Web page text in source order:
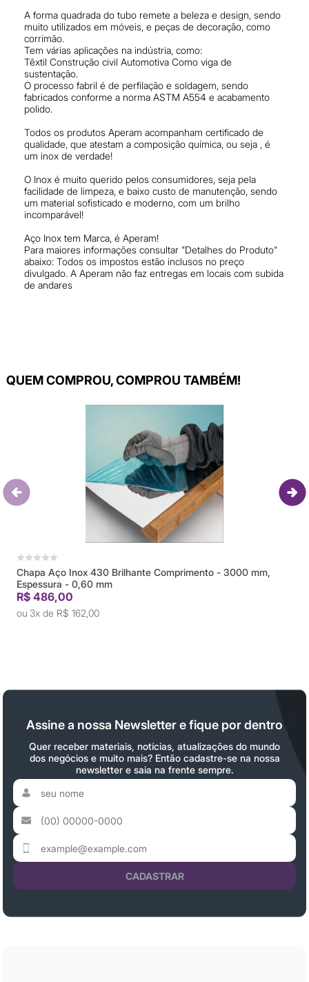
A forma quadrada do tubo remete a beleza e design, sendo
muito utilizados em móveis, e peças de decoração, como
corrimão.
Tem várias aplicações na indústria, como:
Têxtil Construção civil Automotiva Como viga de
sustentação.
O processo fabril é de perfilação e soldagem, sendo
fabricados conforme a norma ASTM A554 e acabamento
polido.
Todos os produtos Aperam acompanham certificado de
qualidade, que atestam a composição química, ou seja , é
um inox de verdade!
O Inox é muito querido pelos consumidores, seja pela
facilidade de limpeza, e baixo custo de manutenção, sendo
um material sofisticado e moderno, com um brilho
incomparável!
Aço Inox tem Marca, é Aperam!
Para maiores informações consultar "Detalhes do Produto"
abaixo: Todos os impostos estão inclusos no preço
divulgado. A Aperam não faz entregas em locais com subida
de andares
QUEM COMPROU, COMPROU TAMBÉM!
mm,
Tubo quadrado polido inox 304 Dimensão - 20,0
- 1,0 mm 6 metros
Assine a nossa Newsletter e fique por dentro
Quer receber materiais, notícias, atualizações do mundo
dos negócios e muito mais? Então cadastre-se na nossa
newsletter e saia na frente sempre.
CADASTRAR